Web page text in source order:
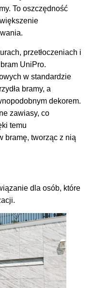
To oszczędność
przetłoczeniach i
UniPro.
w standardzie
bramy, a
dekorem.
zawiasy, co
temu
bramę, tworząc z nią
dla osób, które